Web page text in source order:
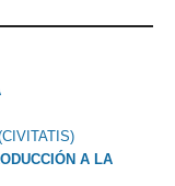
A LA